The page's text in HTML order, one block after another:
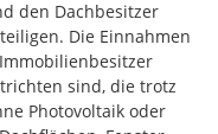
den Dachbesitzer
Die Einnahmen
sind, die trotz
Photovoltaik oder